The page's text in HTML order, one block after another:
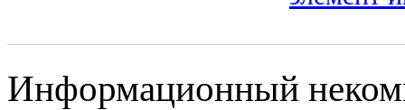
Информационный